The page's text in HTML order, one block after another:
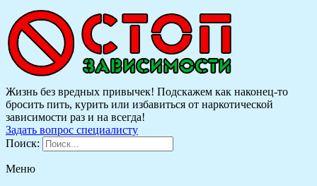
Жизнь без вредных привычек! Подскажем как наконец-то
бросить пить, курить или избавиться от наркотической
зависимости раз и на всегда!
Задать вопрос специалисту
Поиск:
Меню